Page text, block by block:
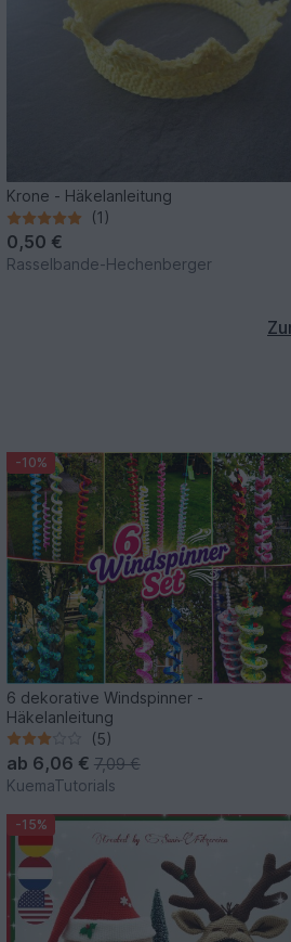
Krone - Häkelanleitung
(1)
0,50 €
Rasselbande-Hechenberger
-10%
6 dekorative Windspinner -
Häkelanleitung
(5)
ab 6,06 € 7,09 €
KuemaTutorials
-15%